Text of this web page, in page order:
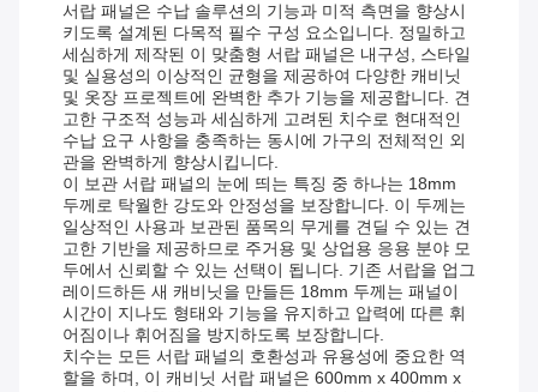
서랍 패널은 수납 솔루션의 기능과 미적 측면을 향상시
키도록 설계된 다목적 필수 구성 요소입니다. 정밀하고
세심하게 제작된 이 맞춤형 서랍 패널은 내구성, 스타일
및 실용성의 이상적인 균형을 제공하여 다양한 캐비닛
및 옷장 프로젝트에 완벽한 추가 기능을 제공합니다. 견
고한 구조적 성능과 세심하게 고려된 치수로 현대적인
수납 요구 사항을 충족하는 동시에 가구의 전체적인 외
관을 완벽하게 향상시킵니다.
이 보관 서랍 패널의 눈에 띄는 특징 중 하나는 18mm
두께로 탁월한 강도와 안정성을 보장합니다. 이 두께는
일상적인 사용과 보관된 품목의 무게를 견딜 수 있는 견
고한 기반을 제공하므로 주거용 및 상업용 응용 분야 모
두에서 신뢰할 수 있는 선택이 됩니다. 기존 서랍을 업그
레이드하든 새 캐비닛을 만들든 18mm 두께는 패널이
시간이 지나도 형태와 기능을 유지하고 압력에 따른 휘
어짐이나 휘어짐을 방지하도록 보장합니다.
치수는 모든 서랍 패널의 호환성과 유용성에 중요한 역
할을 하며, 이 캐비닛 서랍 패널은 600mm x 400mm x